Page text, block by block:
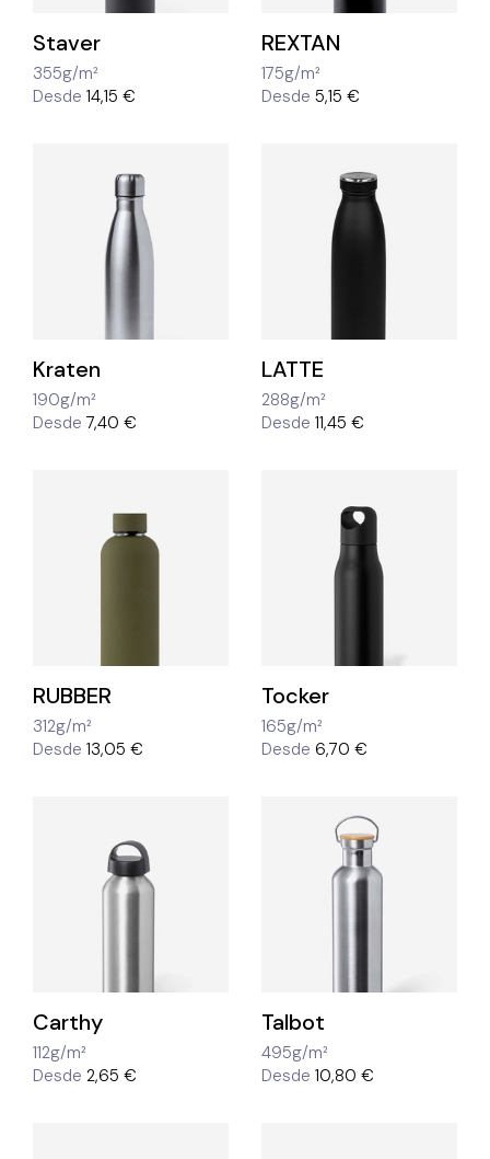
Staver
355g/m²
Desde 14,15 €
REXTAN
175g/m²
Desde 5,15 €
Kraten
190g/m²
Desde 7,40 €
LATTE
288g/m²
Desde 11,45 €
RUBBER
312g/m²
Desde 13,05 €
Tocker
165g/m²
Desde 6,70 €
Carthy
112g/m²
Desde 2,65 €
Talbot
495g/m²
Desde 10,80 €